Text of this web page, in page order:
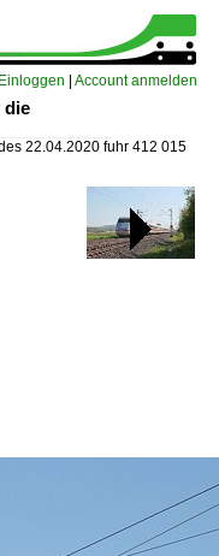
Einloggen Account anmelden
die
22.04.2020 fuhr 412 015